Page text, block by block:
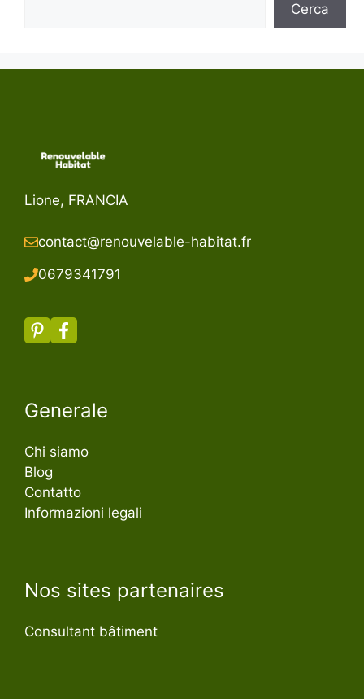
Cerca
Lione, FRANCIA
contact@renouvelable-habitat.fr
0679341791
Generale
Chi siamo
Blog
Contatto
Informazioni legali
Nos sites partenaires
Consultant bâtiment